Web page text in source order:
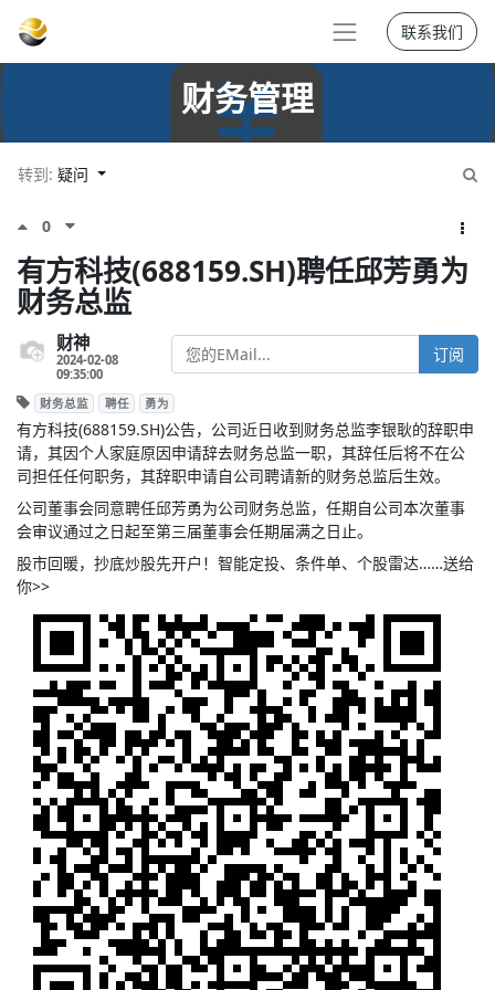
联系我们
财务管理
转到: 疑问
0
有方科技(688159.SH)聘任邱芳勇为
财务总监
财神
2024-02-08
09:35:00
订阅
财务总监 聘任 勇为
有方科技(688159.SH)公告，公司近日收到财务总监李银耿的辞职申
请，其因个人家庭原因申请辞去财务总监一职，其辞任后将不在公
司担任任何职务，其辞职申请自公司聘请新的财务总监后生效。
公司董事会同意聘任邱芳勇为公司财务总监，任期自公司本次董事
会审议通过之日起至第三届董事会任期届满之日止。
股市回暖，抄底炒股先开户！智能定投、条件单、个股雷达……送给
你>>